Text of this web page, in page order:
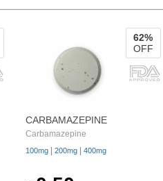
CARBAMAZEPINE
Carbamazepine
100mg 200mg 400mg
62%
OFF